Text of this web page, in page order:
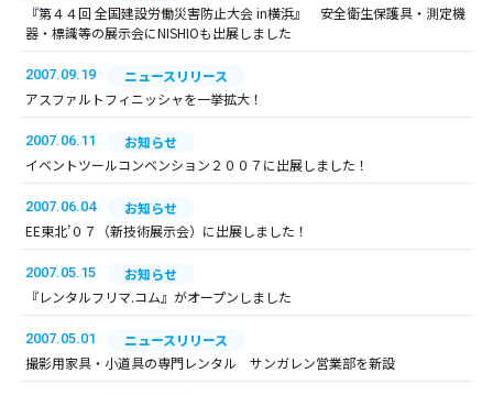
『第４４回 全国建設労働災害防止大会 in横浜』 安全衛生保護具・測定機
器・標識等の展示会にNISHIOも出展しました
2007.09.19
ニュースリリース
アスファルトフィニッシャを一挙拡大！
2007.06.11
お知らせ
イベントツールコンベンション２００７に出展しました！
2007.06.04
お知らせ
EE東北’０７（新技術展示会）に出展しました！
2007.05.15
お知らせ
『レンタルフリマ.コム』がオープンしました
2007.05.01
ニュースリリース
撮影用家具・小道具の専門レンタル サンガレン営業部を新設